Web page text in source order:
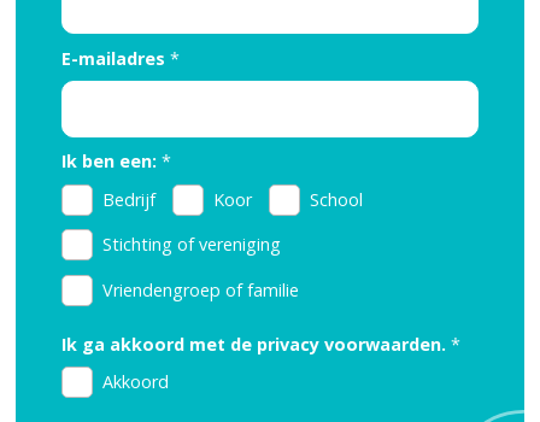
E-mailadres *
Ik ben een: *
Bedrijf
Koor
School
Stichting of vereniging
Vriendengroep of familie
Ik ga akkoord met de privacy voorwaarden. *
Akkoord